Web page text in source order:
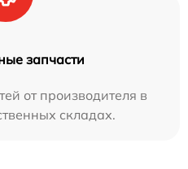
запчасти
от производителя в
складах.